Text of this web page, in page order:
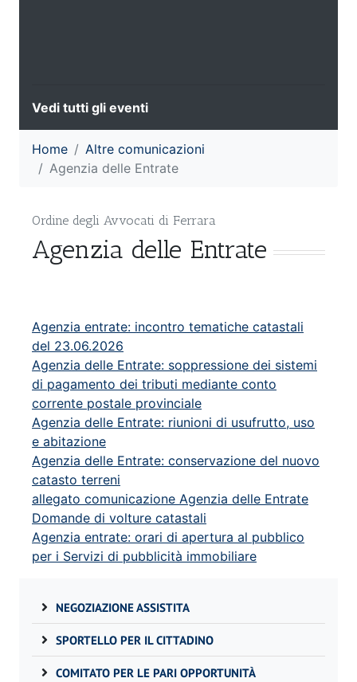
Vedi tutti gli eventi
Home
Altre comunicazioni
Agenzia delle Entrate
Ordine degli Avvocati di Ferrara
Agenzia delle Entrate
Agenzia entrate: incontro tematiche catastali
del 23.06.2026
Agenzia delle Entrate: soppressione dei sistemi
di pagamento dei tributi mediante conto
corrente postale provinciale
Agenzia delle Entrate: riunioni di usufrutto, uso
e abitazione
Agenzia delle Entrate: conservazione del nuovo
catasto terreni
allegato comunicazione Agenzia delle Entrate
Domande di volture catastali
Agenzia entrate: orari di apertura al pubblico
per i Servizi di pubblicità immobiliare
NEGOZIAZIONE ASSISTITA
SPORTELLO PER IL CITTADINO
COMITATO PER LE PARI OPPORTUNITÀ